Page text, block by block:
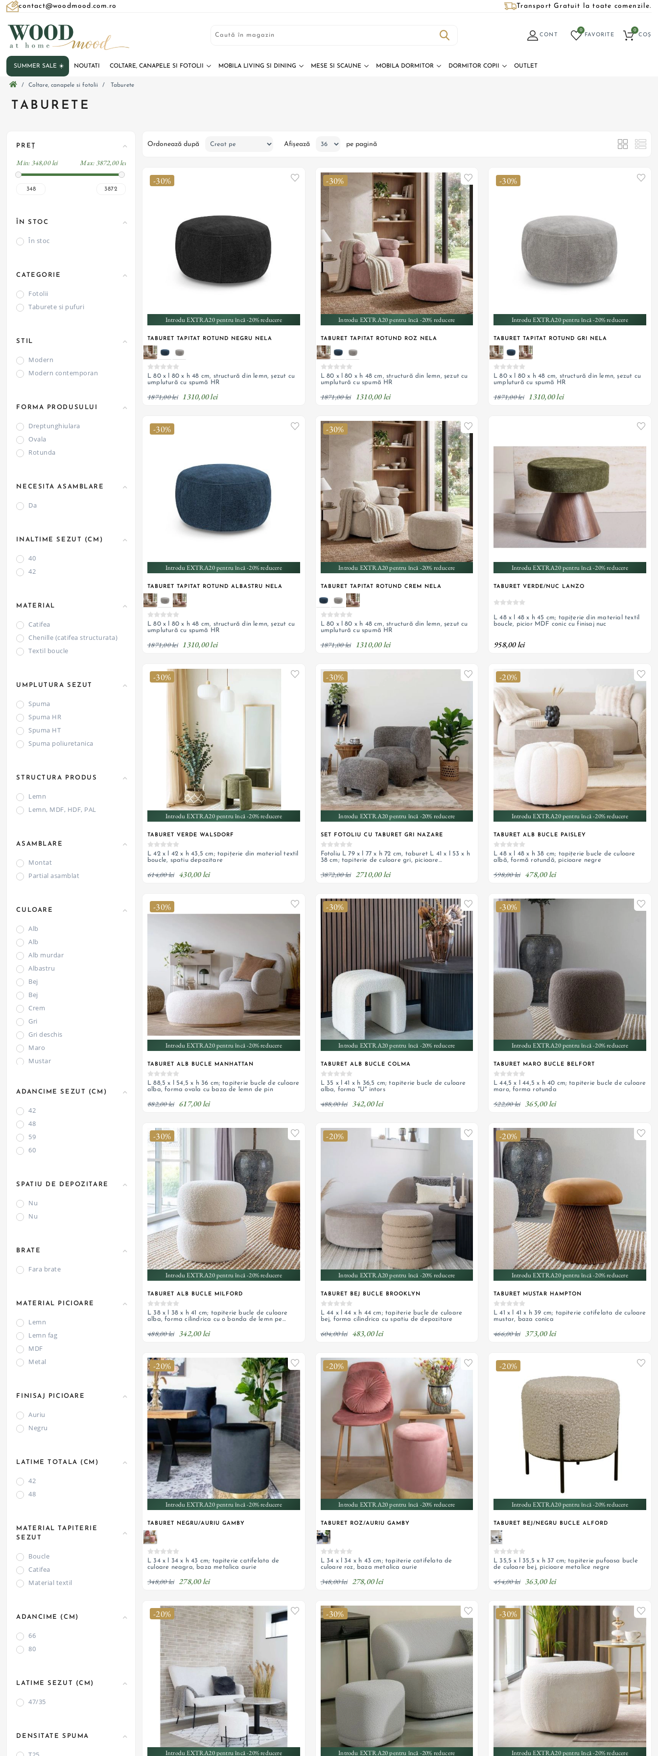
contact@woodmood.com.ro Transport Gratuit la toate comenzile.
CONT FAVORITE
0
COȘ
0
SUMMER SALE ☀️ NOUTATI COLTARE, CANAPELE SI FOTOLII MOBILA LIVING SI DINING MESE SI SCAUNE MOBILA DORMITOR DORMITOR COPII OUTLET
/ Coltare, canapele si fotolii / Taburete
TABURETE
PREȚ
Min: 348,00 lei Max: 3872,00 lei
348 3872
ÎN STOC
În stoc
CATEGORIE
Fotolii
Taburete si pufuri
STIL
Modern
Modern contemporan
FORMA PRODUSULUI
Dreptunghiulara
Ovala
Rotunda
NECESITA ASAMBLARE
Da
INALTIME SEZUT (CM)
40
42
MATERIAL
Catifea
Chenille (catifea structurata)
Textil boucle
UMPLUTURA SEZUT
Spuma
Spuma HR
Spuma HT
Spuma poliuretanica
STRUCTURA PRODUS
Lemn
Lemn, MDF, HDF, PAL
ASAMBLARE
Montat
Partial asamblat
CULOARE
Alb
Alb
Alb murdar
Albastru
Bej
Bej
Crem
Gri
Gri deschis
Maro
Mustar
Negru
Verde
ADANCIME SEZUT (CM)
42
48
59
60
SPATIU DE DEPOZITARE
Nu
Nu
BRATE
Fara brate
MATERIAL PICIOARE
Lemn
Lemn fag
MDF
Metal
FINISAJ PICIOARE
Auriu
Negru
LATIME TOTALA (CM)
42
48
MATERIAL TAPITERIE
SEZUT
Boucle
Catifea
Material textil
ADANCIME (CM)
66
80
LATIME SEZUT (CM)
47/35
DENSITATE SPUMA
Ordonează după Afișează pe pagină
-30%
Introdu EXTRA20 pentru încă -20% reducere
TABURET TAPITAT ROTUND NEGRU NELA
+ 1
L 80 x l 80 x h 48 cm, structură din lemn, șezut cu
umplutură cu spumă HR
1871,00 lei 1310,00 lei
-30%
Introdu EXTRA20 pentru încă -20% reducere
TABURET TAPITAT ROTUND ROZ NELA
+ 1
L 80 x l 80 x h 48 cm, structură din lemn, șezut cu
umplutură cu spumă HR
1871,00 lei 1310,00 lei
-30%
Introdu EXTRA20 pentru încă -20% reducere
TABURET TAPITAT ROTUND GRI NELA
+ 1
L 80 x l 80 x h 48 cm, structură din lemn, șezut cu
umplutură cu spumă HR
1871,00 lei 1310,00 lei
-30%
Introdu EXTRA20 pentru încă -20% reducere
TABURET TAPITAT ROTUND ALBASTRU NELA
+ 1
L 80 x l 80 x h 48 cm, structură din lemn, șezut cu
umplutură cu spumă HR
1871,00 lei 1310,00 lei
-30%
Introdu EXTRA20 pentru încă -20% reducere
TABURET TAPITAT ROTUND CREM NELA
+ 1
L 80 x l 80 x h 48 cm, structură din lemn, șezut cu
umplutură cu spumă HR
1871,00 lei 1310,00 lei
Introdu EXTRA20 pentru încă -20% reducere
TABURET VERDE/NUC LANZO
L 48 x l 48 x h 45 cm; tapițerie din material textil
boucle, picior MDF conic cu finisaj nuc
958,00 lei
-30%
Introdu EXTRA20 pentru încă -20% reducere
TABURET VERDE WALSDORF
L 42 x l 42 x h 43,5 cm; tapițerie din material textil
boucle, spatiu depozitare
614,00 lei 430,00 lei
-30%
Introdu EXTRA20 pentru încă -20% reducere
SET FOTOLIU CU TABURET GRI NAZARE
Fotoliu L 79 x l 77 x h 72 cm, taburet L 41 x l 53 x h
38 cm; tapiterie de culoare gri, picioare
3872,00 lei 2710,00 lei
-20%
Introdu EXTRA20 pentru încă -20% reducere
TABURET ALB BUCLE PAISLEY
L 48 x l 48 x h 38 cm; tapițerie bucle de culoare
albă, formă rotundă, picioare negre
598,00 lei 478,00 lei
-30%
Introdu EXTRA20 pentru încă -20% reducere
TABURET ALB BUCLE MANHATTAN
L 88,5 x l 54,5 x h 36 cm; tapiterie bucle de culoare
alba, forma ovala cu baza de lemn de pin
882,00 lei 617,00 lei
-30%
Introdu EXTRA20 pentru încă -20% reducere
TABURET ALB BUCLE COLMA
L 35 x l 41 x h 36,5 cm; tapiterie bucle de culoare
alba, forma "U" intors
488,00 lei 342,00 lei
-30%
Introdu EXTRA20 pentru încă -20% reducere
TABURET MARO BUCLE BELFORT
L 44,5 x l 44,5 x h 40 cm; tapiterie bucle de culoare
maro, forma rotunda
522,00 lei 365,00 lei
-30%
Introdu EXTRA20 pentru încă -20% reducere
TABURET ALB BUCLE MILFORD
L 38 x l 38 x h 41 cm; tapiterie bucle de culoare
alba, forma cilindrica cu o banda de lemn pe
488,00 lei 342,00 lei
-20%
Introdu EXTRA20 pentru încă -20% reducere
TABURET BEJ BUCLE BROOKLYN
L 44 x l 44 x h 44 cm; tapiterie bucle de culoare
bej, forma cilindrica cu spatiu de depozitare
604,00 lei 483,00 lei
-20%
Introdu EXTRA20 pentru încă -20% reducere
TABURET MUSTAR HAMPTON
L 41 x l 41 x h 39 cm; tapiterie catifelata de culoare
mustar, baza conica
466,00 lei 373,00 lei
-20%
Introdu EXTRA20 pentru încă -20% reducere
TABURET NEGRU/AURIU GAMBY
L 34 x l 34 x h 43 cm; tapiterie catifelata de
culoare neagra, baza metalica aurie
348,00 lei 278,00 lei
-20%
Introdu EXTRA20 pentru încă -20% reducere
TABURET ROZ/AURIU GAMBY
L 34 x l 34 x h 43 cm; tapiterie catifelata de
culoare roz, baza metalica aurie
348,00 lei 278,00 lei
-20%
Introdu EXTRA20 pentru încă -20% reducere
TABURET BEJ/NEGRU BUCLE ALFORD
L 35,5 x l 35,5 x h 37 cm; tapiterie pufoasa bucle
de culoare bej, picioare metalice negre
454,00 lei 363,00 lei
-20%
Introdu EXTRA20 pentru încă -20% reducere
-30%
Introdu EXTRA20 pentru încă -20% reducere
-30%
Introdu EXTRA20 pentru încă -20% reducere